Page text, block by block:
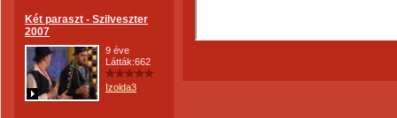
Két paraszt - Szilveszter
2007
9 éve
Látták:662
Izolda3